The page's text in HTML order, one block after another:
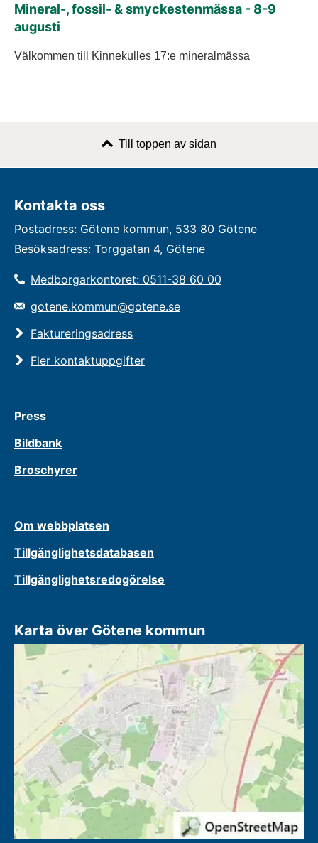
Mineral-, fossil- & smyckestenmässa - 8-9
augusti
Välkommen till Kinnekulles 17:e mineralmässa
Till toppen av sidan
Kontakta oss
Postadress: Götene kommun, 533 80 Götene
Besöksadress: Torggatan 4, Götene
Medborgarkontoret: 0511-38 60 00
gotene.kommun@gotene.se
Faktureringsadress
Fler kontaktuppgifter
Press
Bildbank
Broschyrer
Om webbplatsen
Tillgänglighetsdatabasen
Tillgänglighetsredogörelse
Karta över Götene kommun